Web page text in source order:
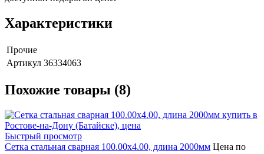
Характеристики
Прочие
Артикул 36334063
Похожие товары (8)
Быстрый просмотр
Сетка стальная сварная 100.00x4.00, длина 2000мм Цена по